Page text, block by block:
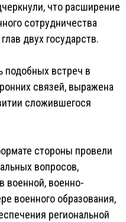
что расширение
сотрудничества
двух государств.
подобных встреч в
связей, выражена
сложившегося
стороны провели
вопросов,
военной, военно-
военного образования,
региональной